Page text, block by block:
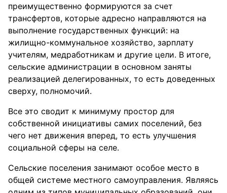
преимущественно формируются за счет
трансфертов, которые адресно направляются на
выполнение государственных функций: на
жилищно-коммунальное хозяйство, зарплату
учителям, медработникам и другие цели. В итоге,
сельские администрации в основном заняты
реализацией делегированных, то есть доведенных
сверху, полномочий.
Все это сводит к минимуму простор для
собственной инициативы самих поселений, без
чего нет движения вперед, то есть улучшения
социальной сферы на селе.
Сельские поселения занимают особое место в
общей системе местного самоуправления. Являясь